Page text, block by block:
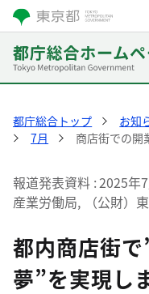
都庁総合トップ お知
7月
商店街での開
報道発表資料 2025年
産業労働局, （公財）
都内商店街
夢”を実現し